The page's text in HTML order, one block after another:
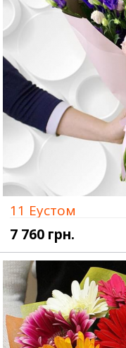
11 Еустом
7 760 грн.